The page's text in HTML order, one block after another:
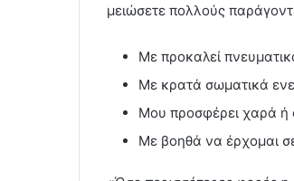
μειώσετε πολλούς
Με προκαλεί
Με κρατά σωματικά
Μου προσφέρει χαρά ή
Με βοηθά να έρχομαι